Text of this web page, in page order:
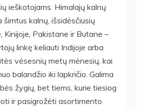
ieškotojams. Himalajų kalnų
šimtus kalnų, išsidėsčiusių
Kinijoje, Pakistane ir Butane –
linkę keliauti Indijoje arba
vėsesnių metų mėnesių, kai
balandžio iki lapkričio. Galima
žygių, bet tiems, kurie tiesiog
ir pasigrožėti asortimento